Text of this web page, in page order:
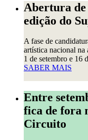
Abertura de
edição do
A fase de
artística nacional na
1 de setembro e 16
SABER MAIS
Entre
fica de fora
Circuito